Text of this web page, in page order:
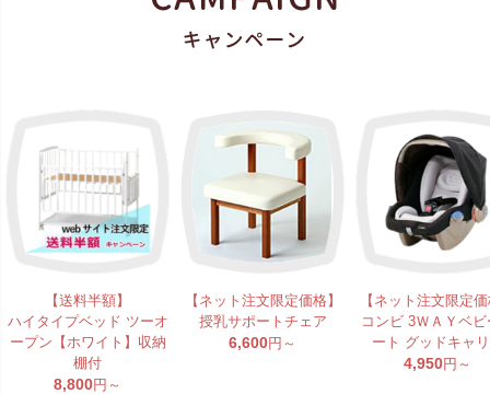
【送料半額】
ハイタイプベッド ツーオ
ープン【ホワイト】収納
棚付
8,800円～
【ネット注文限定価格】
授乳サポートチェア
6,600円～
【ネット注文限定
コンビ 3ＷＡＹベビ
ート グッドキャ
4,950円～